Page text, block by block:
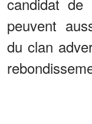
peuvent
du clan